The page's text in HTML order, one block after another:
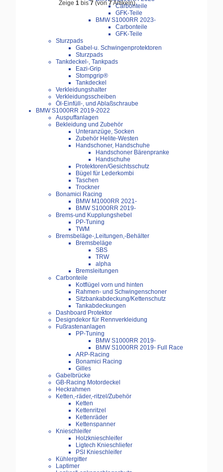
Carbonteile
GFK-Teile
BMW S1000RR 2023-
Carbonteile
GFK-Teile
Sturzpads
Gabel-u. Schwingenprotektoren
Sturzpads
Tankdeckel-, Tankpads
Eazi-Grip
Stompgrip®
Tankdeckel
Verkleidungshalter
Verkleidungsscheiben
Öl-Einfüll-, und Ablaßschraube
BMW S1000RR 2019-2022
Auspuffanlagen
Bekleidung und Zubehör
Unteranzüge, Socken
Zubehör Helite-Westen
Handschoner, Handschuhe
Handschoner Bärenpranke
Handschuhe
Protektoren/Gesichtsschutz
Bügel für Lederkombi
Taschen
Trockner
Bonamici Racing
BMW M1000RR 2021-
BMW S1000RR 2019-
Brems-und Kupplungshebel
PP-Tuning
TWM
Bremsbeläge-,Leitungen,-Behälter
Bremsbeläge
SBS
TRW
alpha
Bremsleitungen
Carbonteile
Kotflügel vorn und hinten
Rahmen- und Schwingenschoner
Sitzbankabdeckung/Kettenschutz
Tankabdeckungen
Dashboard Protektor
Designdekor für Rennverkleidung
Fußrastenanlagen
PP-Tuning
BMW S1000RR 2019-
BMW S1000RR 2019- Full Race
ARP-Racing
Bonamici Racing
Gilles
Gabelbrücke
GB-Racing Motordeckel
Heckrahmen
Ketten,-räder,-ritzel/Zubehör
Ketten
Kettenritzel
Kettenräder
Kettenspanner
Knieschleifer
Holzknieschleifer
Ligtech Knieschliefer
PSI Knieschleifer
Kühlergitter
Laptimer
Zeige 1bis 7(von7Artikeln)